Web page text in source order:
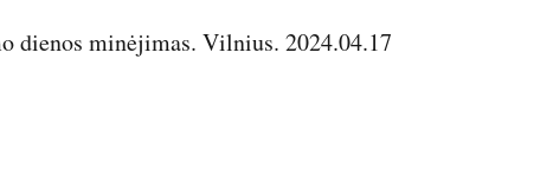
dienos minėjimas. Vilnius. 2024.04.17